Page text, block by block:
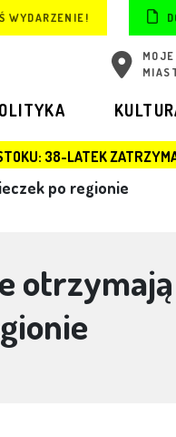
WYDARZENIE!
MOJE
PO BRUTALNYM
po regionie